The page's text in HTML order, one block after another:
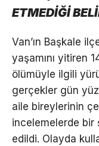
ETMEDİĞİ
Van’ın Başkale
yaşamını yitiren
ölümüyle ilgili
gerçekler gün
aile bireylerinin
incelemelerde bir
edildi. Olayda